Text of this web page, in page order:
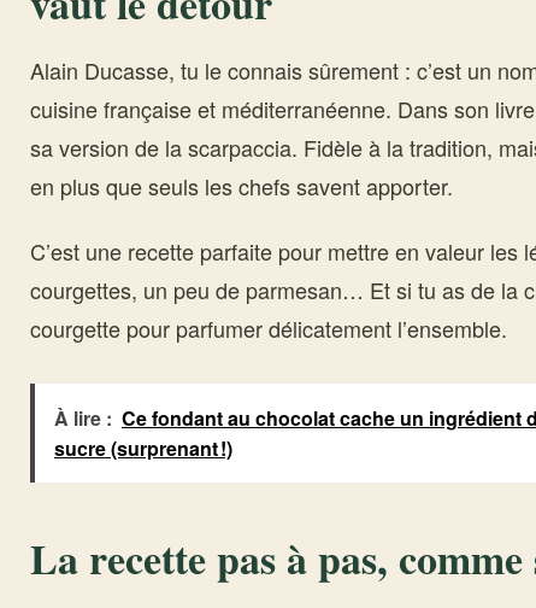
Alain Ducasse, tu le connais sûrement : c’est un
cuisine française et méditerranéenne. Dans son
sa version de la scarpaccia. Fidèle à la tradition,
en plus que seuls les chefs savent apporter.
C’est une recette parfaite pour mettre en valeur les
courgettes, un peu de parmesan… Et si tu as de la
courgette pour parfumer délicatement l’ensemble.
À lire : Ce fondant au chocolat cache un ingrédient
sucre (surprenant !)
La recette pas à pas,